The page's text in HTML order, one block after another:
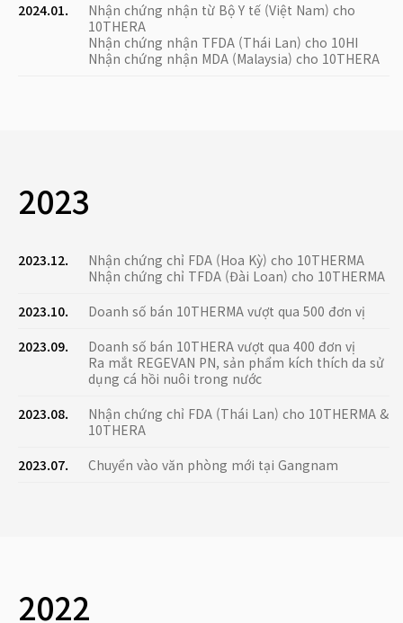
2024.01.
Nhận chứng nhận từ Bộ Y tế (Việt Nam) cho
10THERA
Nhận chứng nhận TFDA (Thái Lan) cho 10HI
Nhận chứng nhận MDA (Malaysia) cho 10THERA
2023
2023.12.
Nhận chứng chỉ FDA (Hoa Kỳ) cho 10THERMA
Nhận chứng chỉ TFDA (Đài Loan) cho 10THERMA
2023.10.
Doanh số bán 10THERMA vượt qua 500 đơn vị
2023.09.
Doanh số bán 10THERA vượt qua 400 đơn vị
Ra mắt REGEVAN PN, sản phẩm kích thích da sử
dụng cá hồi nuôi trong nước
2023.08.
Nhận chứng chỉ FDA (Thái Lan) cho 10THERMA &
10THERA
2023.07.
Chuyển vào văn phòng mới tại Gangnam
2022